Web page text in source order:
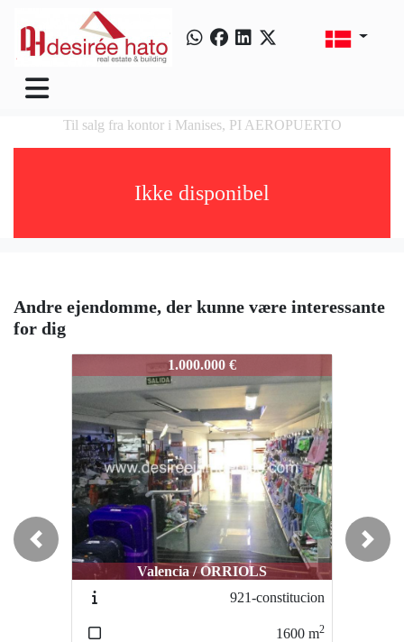
Til salg fra kontor i Manises, PI AEROPUERTO
Ikke disponibel
Andre ejendomme, der kunne være interessante
for dig
3438-MANISES-0001
1.000.000 €
Valencia / ORRIOLS
921-constitucion
1600 m2
Previous Next